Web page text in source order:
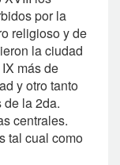
por la
religioso y de
la ciudad
más de
y otro tanto
la 2da.
centrales.
tal cual como